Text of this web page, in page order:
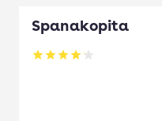
Spanakopita
Betyg: 4.1 av 5